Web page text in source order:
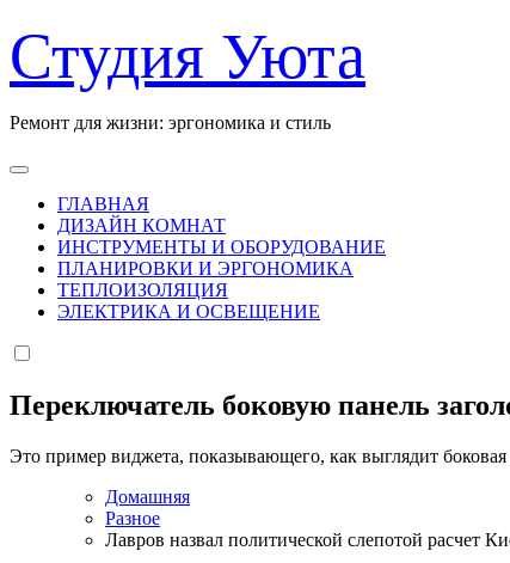
к
содержанию
Студия Уюта
Ремонт для жизни: эргономика и стиль
ГЛАВНАЯ
ДИЗАЙН КОМНАТ
ИНСТРУМЕНТЫ И ОБОРУДОВАНИЕ
ПЛАНИРОВКИ И ЭРГОНОМИКА
ТЕПЛОИЗОЛЯЦИЯ
ЭЛЕКТРИКА И ОСВЕЩЕНИЕ
Переключатель боковую панель
Это пример виджета, показывающего, как выглядит
Домашняя
Разное
Лавров назвал политической слепотой расчет